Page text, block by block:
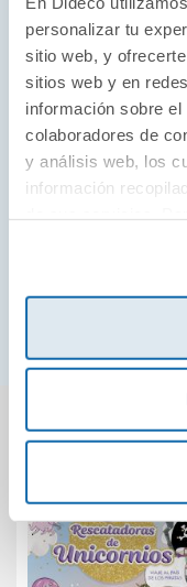
personalizar tu
sitio web, y
sitios web y en
información sobre
colaboradores de
y análisis web, los
información
-Texto
entender
-Una lectura que
ladisciplina, el